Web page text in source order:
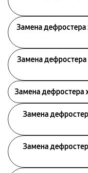
Замена
Замена
Замена дефростера
Замена
Замена